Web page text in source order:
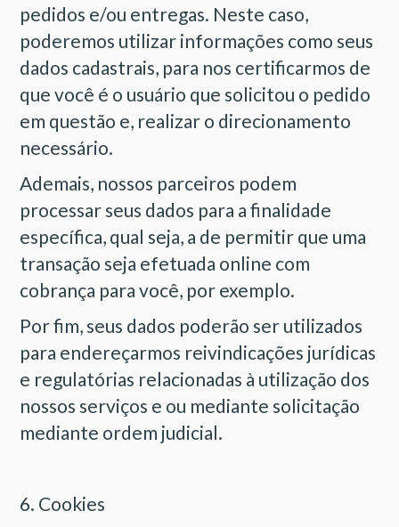
pedidos e/ou entregas. Neste caso,
poderemos utilizar informações como seus
dados cadastrais, para nos certificarmos de
que você é o usuário que solicitou o pedido
em questão e, realizar o direcionamento
necessário.
Ademais, nossos parceiros podem
processar seus dados para a finalidade
específica, qual seja, a de permitir que uma
transação seja efetuada online com
cobrança para você, por exemplo.
Por fim, seus dados poderão ser utilizados
para endereçarmos reivindicações jurídicas
e regulatórias relacionadas à utilização dos
nossos serviços e ou mediante solicitação
mediante ordem judicial.
6. Cookies